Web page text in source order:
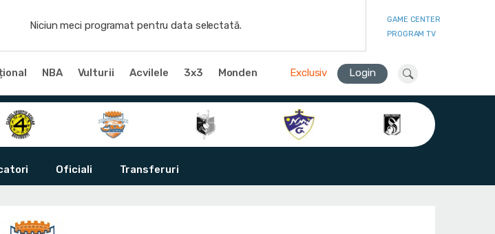
Niciun meci programat pentru data selectată.
GAME CENTER
PROGRAM TV
NBA Vulturii Acvilele 3x3 Monden Exclusiv Login
Oficiali Transferuri